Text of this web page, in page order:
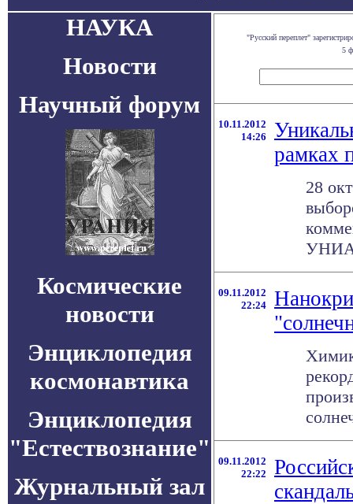
НАУКА
Новости
Научный форум
Космические
новости
Энциклопедия
космонавтика
Энциклопедия
"Естествознание"
Журнальный зал
"Русский переплет"
5
10.11.2012
14:26
рамках
28
09.11.2012
22:24
09.11.2012
22:22